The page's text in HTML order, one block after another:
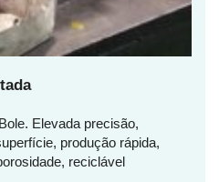
Elevada precisão,
produção rápida,
reciclável